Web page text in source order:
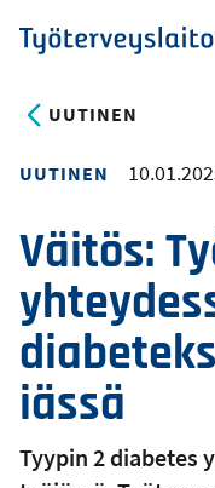
Hyppää
pääsisältöön
Työterveyslaitos
UUTINEN
UUTINEN
Väitös:
iässä
Tyypin 2 diabetes